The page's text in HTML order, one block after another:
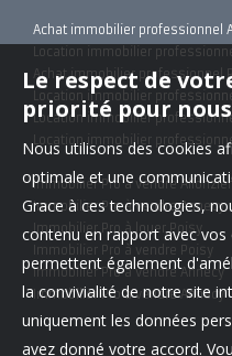
Achat immobilier professionnel
Location immobilier
Achat immobilier professionnel
Location immobilier
Location immobilier
Location immobilier
Immobilier Pro à vendre
Immobilier Pro à vendre Annecy
Immobilier Pro à louer Poisy
Immobilier Pro à vendre Poisy
Immobilier Pro à vendre Annecy
Immobilier Pro à vendre Annecy
Le respect de
priorité pour nous
Nous utilisons des cookies
optimale et une
Grace à ces technologies,
contenu en rapport avec
permettent également
la convivialité de notre site
uniquement les données
avez donné votre accord.